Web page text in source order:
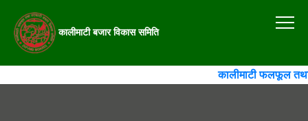
कालीमाटी बजार विकास समिति
कालीमाटी फलफूल तथा